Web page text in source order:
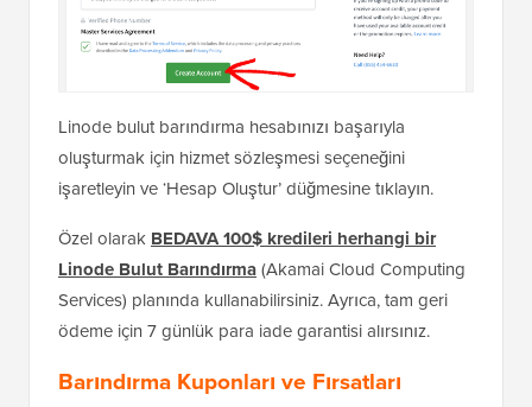
Linode bulut barındırma hesabınızı başarıyla
oluşturmak için hizmet sözleşmesi seçeneğini
işaretleyin ve ‘Hesap Oluştur’ düğmesine tıklayın.
Özel olarak BEDAVA 100$ kredileri herhangi bir
Linode Bulut Barındırma(Akamai Cloud Computing
Services) planında kullanabilirsiniz. Ayrıca, tam geri
ödeme için 7 günlük para iade garantisi alırsınız.
Barındırma Kuponları ve Fırsatları